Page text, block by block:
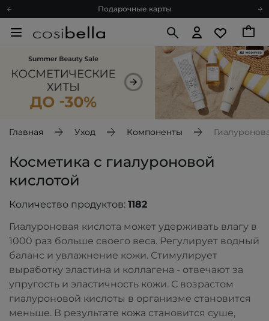
Подарочные карты
Доставка с любовью
Главная Уход Компоненты
Косметика с гиалуроновой
кислотой
Количество продуктов: 1182
Гиалуроновая кислота может удерживать влагу в
1000 раз больше своего веса. Регулирует водный
баланс и увлажнение кожи. Стимулирует
выработку эластина и коллагена - отвечают за
упругость и эластичность кожи. С возрастом
гиалуроновой кислоты в организме становится
меньше. В результате кожа становится суше,